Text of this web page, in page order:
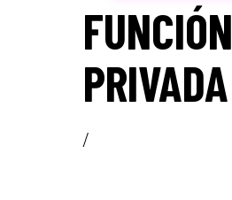
FUNCIÓN
PRIVADA
/